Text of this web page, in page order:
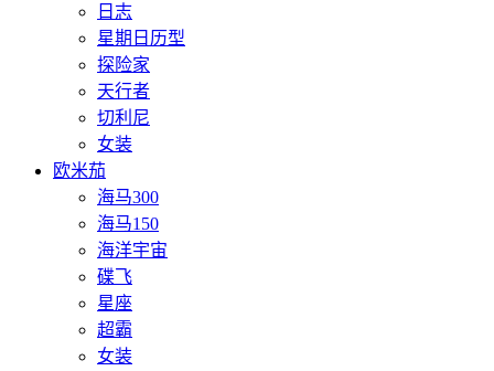
日志
星期日历型
探险家
天行者
切利尼
女装
欧米茄
海马300
海马150
海洋宇宙
碟飞
星座
超霸
女装